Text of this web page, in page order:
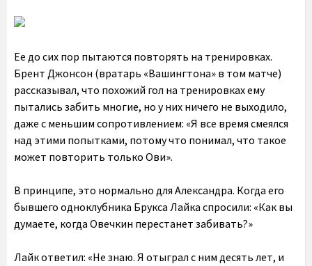
Ее до сих пор пытаются повторять на тренировках.
Брент Джонсон (вратарь «Вашингтона» в том матче)
рассказывал, что похожий гол на тренировках ему
пытались забить многие, но у них ничего не выходило,
даже с меньшим сопротивлением: «Я все время смеялся
над этими попытками, потому что понимал, что такое
может повторить только Ови».
В принципе, это нормально для Александра. Когда его
бывшего одноклубника Брукса Лайка спросили: «Как вы
думаете, когда Овечкин перестанет забивать?»
Лайк ответил: «Не знаю. Я отыграл с ним десять лет, и